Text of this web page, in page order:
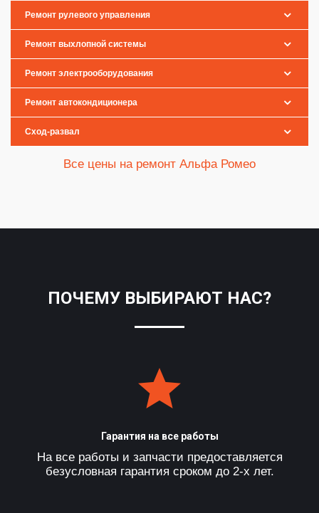
Ремонт рулевого управления
Ремонт выхлопной системы
Ремонт электрооборудования
Ремонт автокондиционера
Сход-развал
Все цены на ремонт Альфа Ромео
ПОЧЕМУ ВЫБИРАЮТ НАС?
Гарантия на все работы
На все работы и запчасти предоставляется
безусловная гарантия сроком до 2-х лет.